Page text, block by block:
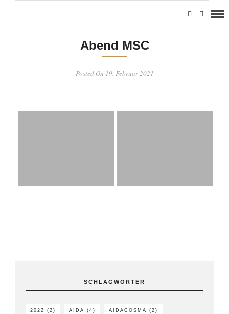
Abend MSC
Posted On 19. Februar 2021
SCHLAGWÖRTER
2022 (2) AIDA (4) AIDACOSMA (2)